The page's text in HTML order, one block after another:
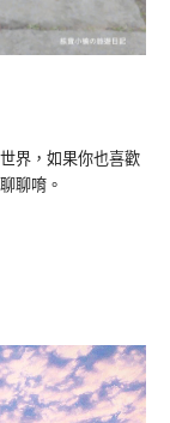
界，如果你也喜歡
聊唷。